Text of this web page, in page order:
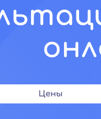
Цены